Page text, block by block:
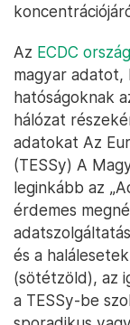
Az ECDC
magyar adatot,
hatóságoknak
hálózat
adatokat Az
(TESSy) A
leginkább az
érdemes
és a
(sötétzöld), az
a TESSy-be